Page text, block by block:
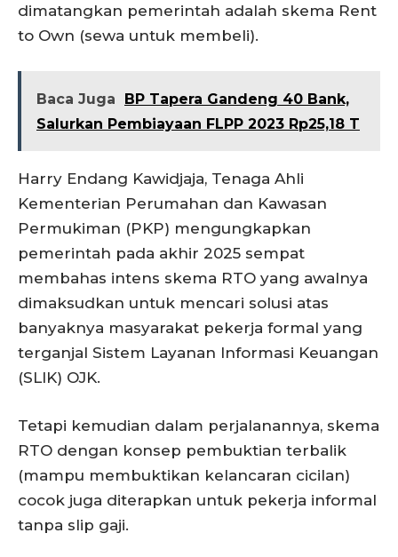
dimatangkan pemerintah adalah skema Rent
to Own (sewa untuk membeli).
Baca Juga
BP Tapera Gandeng 40 Bank,
Salurkan Pembiayaan FLPP 2023 Rp25,18 T
Harry Endang Kawidjaja, Tenaga Ahli
Kementerian Perumahan dan Kawasan
Permukiman (PKP) mengungkapkan
pemerintah pada akhir 2025 sempat
membahas intens skema RTO yang awalnya
dimaksudkan untuk mencari solusi atas
banyaknya masyarakat pekerja formal yang
terganjal Sistem Layanan Informasi Keuangan
(SLIK) OJK.
Tetapi kemudian dalam perjalanannya, skema
RTO dengan konsep pembuktian terbalik
(mampu membuktikan kelancaran cicilan)
cocok juga diterapkan untuk pekerja informal
tanpa slip gaji.